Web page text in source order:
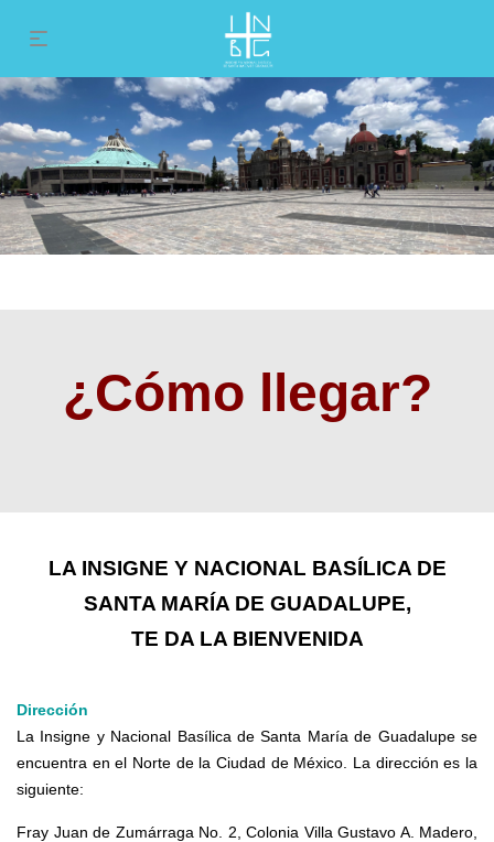
¿Cómo llegar?
LA INSIGNE Y NACIONAL BASÍLICA DE
SANTA MARÍA DE GUADALUPE,
TE DA LA BIENVENIDA
Dirección
La Insigne y Nacional Basílica de Santa María de Guadalupe se
encuentra en el Norte de la Ciudad de México. La dirección es la
siguiente:
Fray Juan de Zumárraga No. 2, Colonia Villa Gustavo A. Madero,